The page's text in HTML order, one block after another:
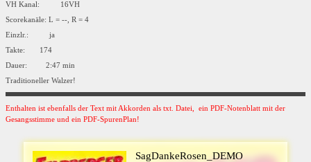
VH Kanal: 16VH
Scorekanäle: L = --, R = 4
Einzlr.: ja
Takte: 174
Dauer: 2:47 min
Traditioneller Walzer!
Enthalten ist ebenfalls der Text mit Akkorden als txt. Datei, ein PDF-Notenblatt mit der
Gesangsstimme und ein PDF-SpurenPlan!
SagDankeRosen_DEMO